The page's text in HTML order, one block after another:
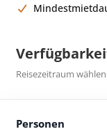
Reisezeitraum
Personen